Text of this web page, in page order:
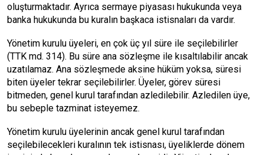
oluşturmaktadır. Ayrıca sermaye piyasası hukukunda veya
banka hukukunda bu kuralın başkaca istisnaları da vardır.
Yönetim kurulu üyeleri, en çok üç yıl süre ile seçilebilirler
(TTK md. 314). Bu süre ana sözleşme ile kısaltılabilir ancak
uzatılamaz. Ana sözleşmede aksine hüküm yoksa, süresi
biten üyeler tekrar seçilebilirler. Üyeler, görev süresi
bitmeden, genel kurul tarafından azledilebilir. Azledilen üye,
bu sebeple tazminat isteyemez.
Yönetim kurulu üyelerinin ancak genel kurul tarafından
seçilebilecekleri kuralının tek istisnası, üyeliklerde dönem